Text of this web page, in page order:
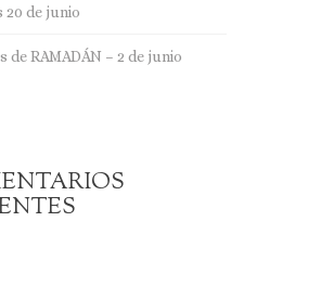
20 de junio
de RAMADÁN – 2 de junio